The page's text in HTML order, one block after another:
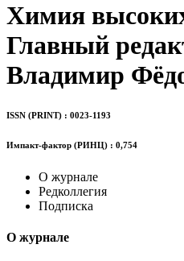
Химия
Главный
Владимир
ISSN (PRINT) : 0023-1193
Импакт-фактор (РИНЦ) : 0,754
О журнале
Редколлегия
Подписка
О журнале